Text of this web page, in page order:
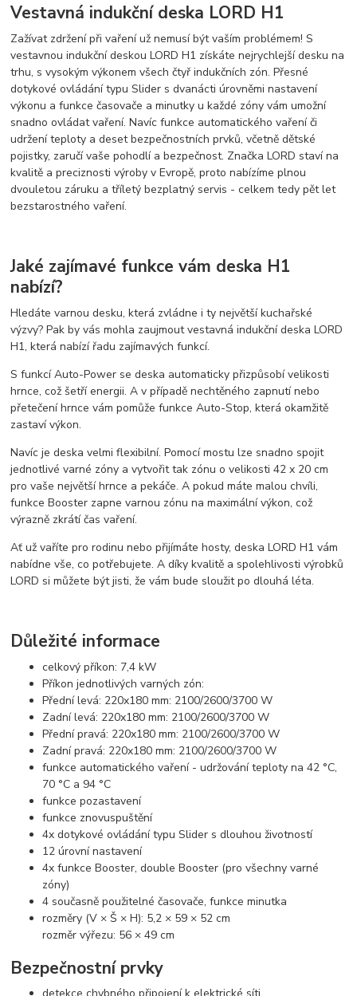
Vestavná indukční deska LORD H1
Zažívat zdržení při vaření už nemusí být vaším problémem! S
vestavnou indukční deskou LORD H1 získáte nejrychlejší desku na
trhu, s vysokým výkonem všech čtyř indukčních zón. Přesné
dotykové ovládání typu Slider s dvanácti úrovněmi nastavení
výkonu a funkce časovače a minutky u každé zóny vám umožní
snadno ovládat vaření. Navíc funkce automatického vaření či
udržení teploty a deset bezpečnostních prvků, včetně dětské
pojistky, zaručí vaše pohodlí a bezpečnost. Značka LORD staví na
kvalitě a preciznosti výroby v Evropě, proto nabízíme plnou
dvouletou záruku a tříletý bezplatný servis - celkem tedy pět let
bezstarostného vaření.
Jaké zajímavé funkce vám deska H1
nabízí?
Hledáte varnou desku, která zvládne i ty největší kuchařské
výzvy? Pak by vás mohla zaujmout vestavná indukční deska LORD
H1, která nabízí řadu zajímavých funkcí.
S funkcí Auto-Power se deska automaticky přizpůsobí velikosti
hrnce, což šetří energii. A v případě nechtěného zapnutí nebo
přetečení hrnce vám pomůže funkce Auto-Stop, která okamžitě
zastaví výkon.
Navíc je deska velmi flexibilní. Pomocí mostu lze snadno spojit
jednotlivé varné zóny a vytvořit tak zónu o velikosti 42 x 20 cm
pro vaše největší hrnce a pekáče. A pokud máte malou chvíli,
funkce Booster zapne varnou zónu na maximální výkon, což
výrazně zkrátí čas vaření.
Ať už vaříte pro rodinu nebo přijímáte hosty, deska LORD H1 vám
nabídne vše, co potřebujete. A díky kvalitě a spolehlivosti výrobků
LORD si můžete být jisti, že vám bude sloužit po dlouhá léta.
Důležité informace
celkový příkon: 7,4 kW
Příkon jednotlivých varných zón:
Přední levá: 220x180 mm: 2100/2600/3700 W
Zadní levá: 220x180 mm: 2100/2600/3700 W
Přední pravá: 220x180 mm: 2100/2600/3700 W
Zadní pravá: 220x180 mm: 2100/2600/3700 W
funkce automatického vaření - udržování teploty na 42 °C,
70 °C a 94 °C
funkce pozastavení
funkce znovuspuštění
4x dotykové ovládání typu Slider s dlouhou životností
12 úrovní nastavení
4x funkce Booster, double Booster (pro všechny varné
zóny)
4 současně použitelné časovače, funkce minutka
rozměry (V × Š × H): 5,2 × 59 × 52 cm
rozměr výřezu: 56 × 49 cm
Bezpečnostní prvky